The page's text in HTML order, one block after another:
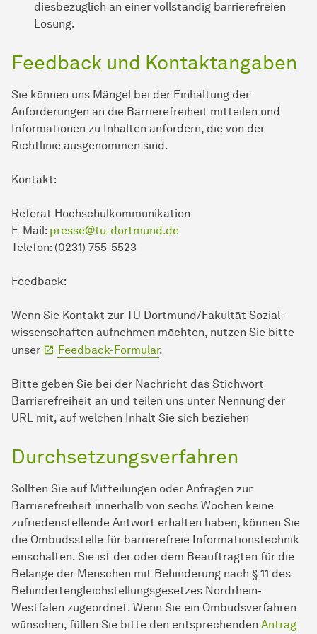
diesbezüglich an einer vollständig barrierefreien
Lösung.
Feedback und Kontaktangaben
Sie können uns Mängel bei der Einhaltung der
Anforderungen an die Barrierefreiheit mitteilen und
Informationen zu Inhalten anfordern, die von der
Richtlinie ausgenommen sind.
Kontakt:
Referat Hochschulkommunikation
E-Mail: presse@tu-dortmund.de
Telefon: (0231) 755-5523
Feedback:
Wenn Sie Kontakt zur TU Dortmund/Fakultät Sozial­
wissen­schaften aufnehmen möchten, nutzen Sie bitte
unser
Feedback-Formular.
Bitte geben Sie bei der Nachricht das Stichwort
Barrierefreiheit an und teilen uns unter Nennung der
URL mit, auf welchen Inhalt Sie sich beziehen
Durchsetzungsverfahren
Sollten Sie auf Mitteilungen oder Anfragen zur
Barrierefreiheit innerhalb von sechs Wochen keine
zufriedenstellende Antwort erhalten haben, können Sie
die Ombudsstelle für barrierefreie Informationstechnik
einschalten. Sie ist der oder dem Beauftragten für die
Belange der Men­schen mit Behinderung nach § 11 des
Behindertengleichstellungsgesetzes Nordrhein-
Westfalen zugeordnet. Wenn Sie ein Ombudsverfahren
wünschen, füllen Sie bitte den entsprechenden Antrag